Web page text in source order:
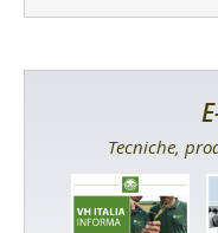
Tecniche,